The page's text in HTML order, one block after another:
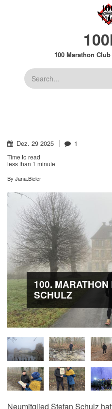
100 Marathon
Suche
Dez. 29 2025 1
Time to read
less than 1 minute
By Jana.Bieler
100.
SCHULZ
Neumitglied Stefan Schulz